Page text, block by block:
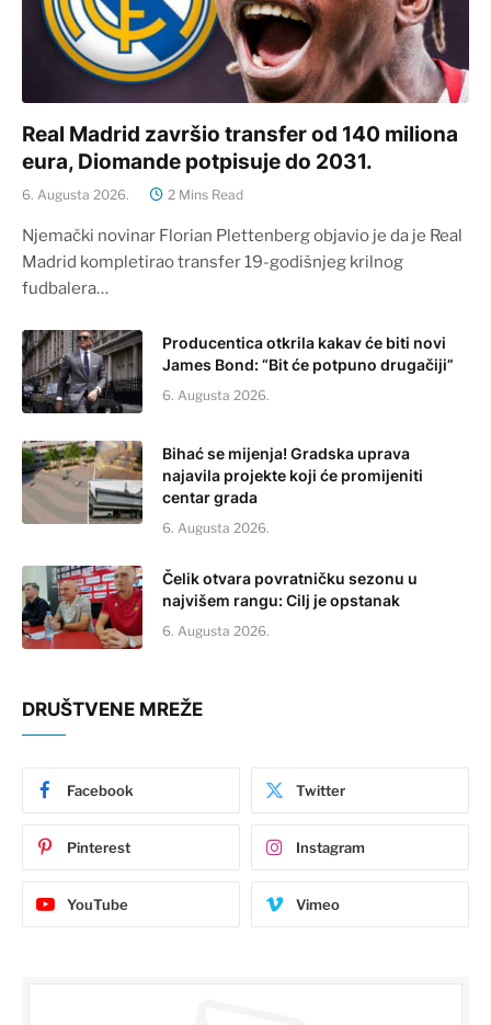
Real Madrid završio transfer od 140 miliona
eura, Diomande potpisuje do 2031.
6. Augusta 2026. 2 Mins Read
Njemački novinar Florian Plettenberg objavio je da je Real
Madrid kompletirao transfer 19-godišnjeg krilnog
fudbalera…
Producentica otkrila kakav će biti novi
James Bond: “Bit će potpuno drugačiji”
6. Augusta 2026.
Bihać se mijenja! Gradska uprava
najavila projekte koji će promijeniti
centar grada
6. Augusta 2026.
Čelik otvara povratničku sezonu u
najvišem rangu: Cilj je opstanak
6. Augusta 2026.
DRUŠTVENE MREŽE
Facebook Twitter
Pinterest Instagram
YouTube Vimeo